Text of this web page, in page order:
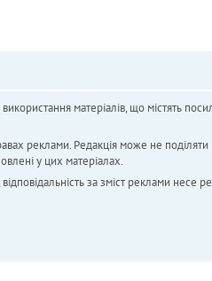
матеріалів, що містять
реклами. Редакція може не поділяти
у цих матеріалах.
за зміст реклами несе